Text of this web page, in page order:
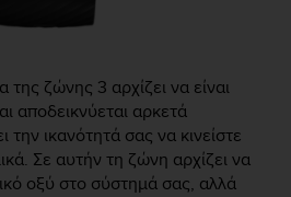
ζώνης 3 αρχίζει να είναι
αποδεικνύεται αρκετά
ικανότητά σας να κινείστε
Σε αυτήν τη ζώνη αρχίζει να
οξύ στο σύστημά σας, αλλά